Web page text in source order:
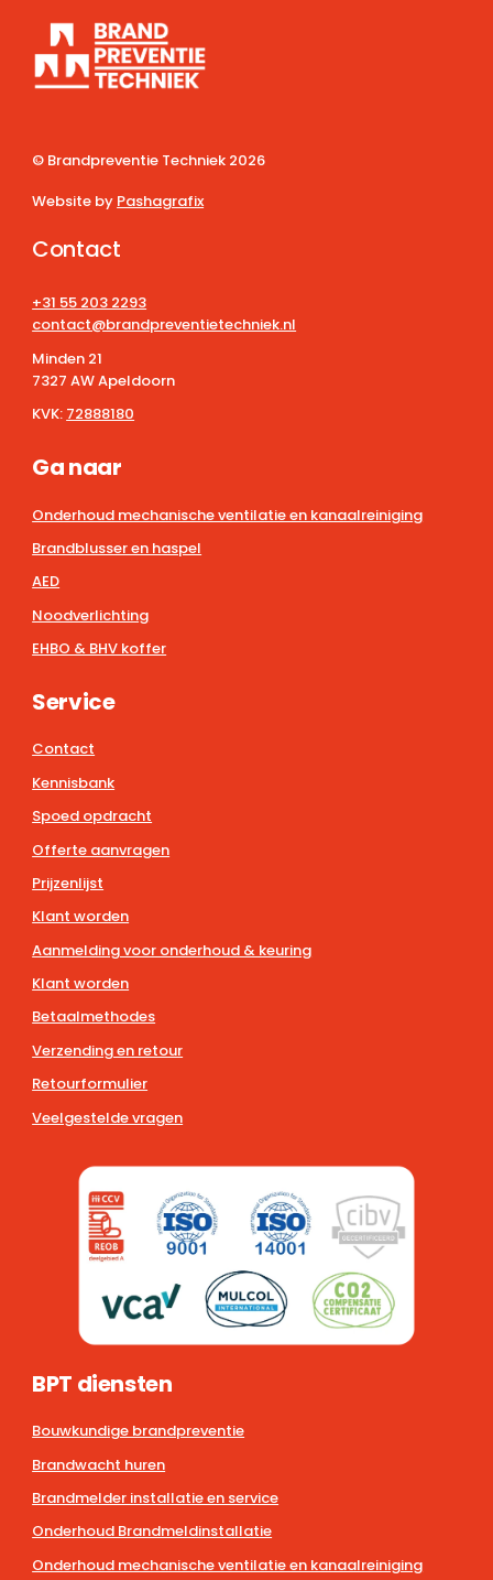
© Brandpreventie Techniek 2026
Website by Pashagrafix
Contact
+31 55 203 2293
contact@brandpreventietechniek.nl
Minden 21
7327 AW Apeldoorn
KVK: 72888180
Ga naar
Onderhoud mechanische ventilatie en kanaalreiniging
Brandblusser en haspel
AED
Noodverlichting
EHBO & BHV koffer
Service
Contact
Kennisbank
Spoed opdracht
Offerte aanvragen
Prijzenlijst
Klant worden
Aanmelding voor onderhoud & keuring
Klant worden
Betaalmethodes
Verzending en retour
Retourformulier
Veelgestelde vragen
BPT diensten
Bouwkundige brandpreventie
Brandwacht huren
Brandmelder installatie en service
Onderhoud Brandmeldinstallatie
Onderhoud mechanische ventilatie en kanaalreiniging